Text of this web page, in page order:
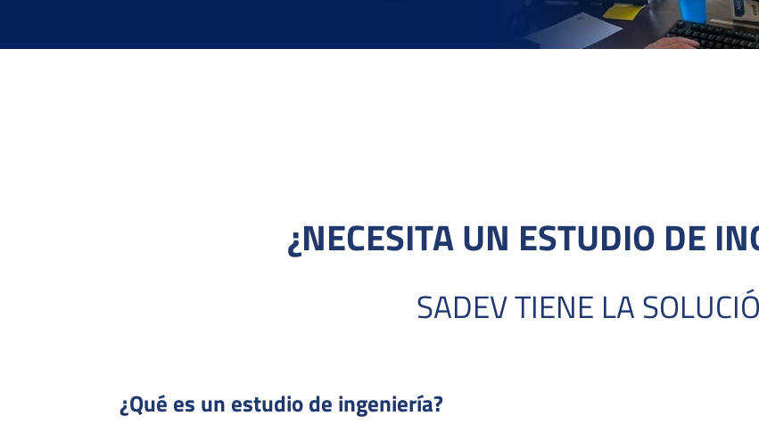
¿NECESITA UN ESTUDIO DE
SADEV TIENE LA
¿Qué es un estudio de ingeniería?